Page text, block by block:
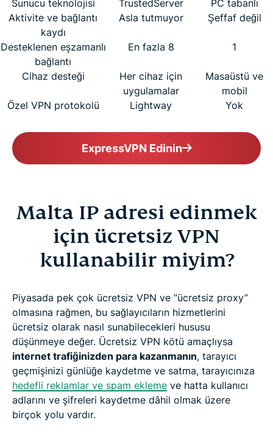
Sunucu teknolojisi
TrustedServer
PC tabanlı
Aktivite ve bağlantı
kaydı
Asla tutmuyor Şeffaf değil
Desteklenen eşzamanlı
bağlantı
En fazla 8 1
Cihaz desteği
Her cihaz için
uygulamalar
Masaüstü ve
mobil
Özel VPN protokolü
Lightway Yok
ExpressVPN Edinin
Malta IP adresi edinmek
için ücretsiz VPN
kullanabilir miyim?
Piyasada pek çok ücretsiz VPN ve “ücretsiz proxy”
olmasına rağmen, bu sağlayıcıların hizmetlerini
ücretsiz olarak nasıl sunabilecekleri hususu
düşünmeye değer. Ücretsiz VPN kötü amaçlıysa
internet trafiğinizden para kazanmanın, tarayıcı
geçmişinizi günlüğe kaydetme ve satma, tarayıcınıza
hedefli reklamlar ve spam ekleme ve hatta kullanıcı
adlarını ve şifreleri kaydetme dâhil olmak üzere
birçok yolu vardır.